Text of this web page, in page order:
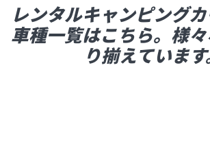
レンタルキャンピングカ
車種一覧はこちら。様
り揃えています